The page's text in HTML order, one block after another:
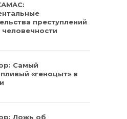
преступлений
человечности
Самый
«геноцыт» в
Ложь об